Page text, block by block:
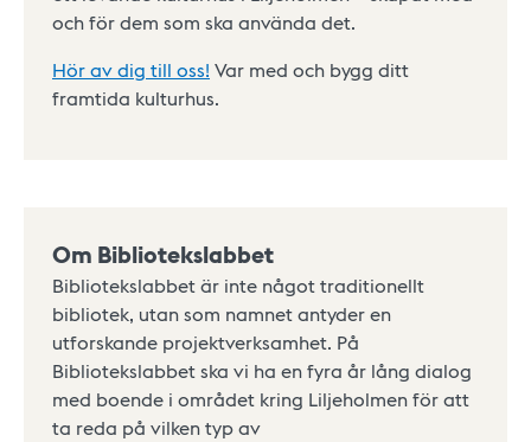
och för dem som ska använda det.
Hör av dig till oss! Var med och bygg ditt
framtida kulturhus.
Om Bibliotekslabbet
Bibliotekslabbet är inte något traditionellt
bibliotek, utan som namnet antyder en
utforskande projektverksamhet. På
Bibliotekslabbet ska vi ha en fyra år lång dialog
med boende i området kring Liljeholmen för att
ta reda på vilken typ av